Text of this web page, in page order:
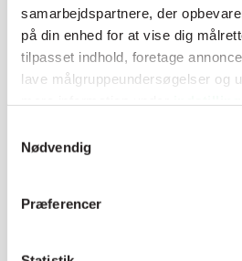
samarbejdspartnere, der
på din enhed for at vise dig
tilpasset indhold, foretage
lave målgruppeundersøgelser og
tilbage eller ændre indstillinger fra
"Cookiedeklaration", eller ved at
Nødvendig
Præferencer
Mandag - Torsdag